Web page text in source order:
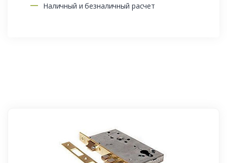
Наличный и безналичный расчет